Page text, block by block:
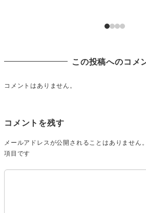
この投稿へのコメ
コメントはありません。
コメントを残す
メールアドレスが公開されることはありません。
項目です